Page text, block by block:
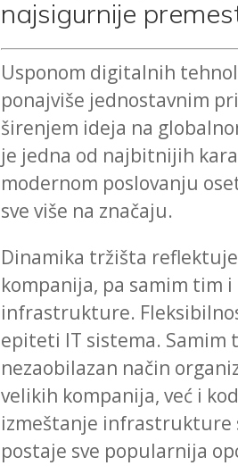
najsigurnije
Usponom digitalnih
ponajviše jednostavnim
širenjem ideja na
je jedna od najbitnijih
modernom poslovanju
sve više na značaju.
Dinamika tržišta
kompanija, pa samim tim
infrastrukture.
epiteti IT sistema.
nezaobilazan način
velikih kompanija, već i
izmeštanje infrastrukture
postaje sve popularnija